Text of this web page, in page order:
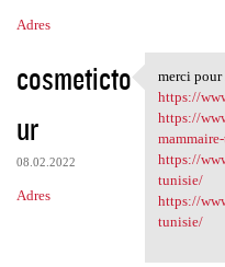
Adres
cosmeticto
ur
08.02.2022
Adres
merci
merci pour
https://
https://
https://
tunisie/
https://
tunisie/